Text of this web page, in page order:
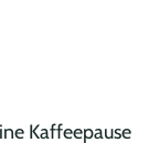
Kaffeepause